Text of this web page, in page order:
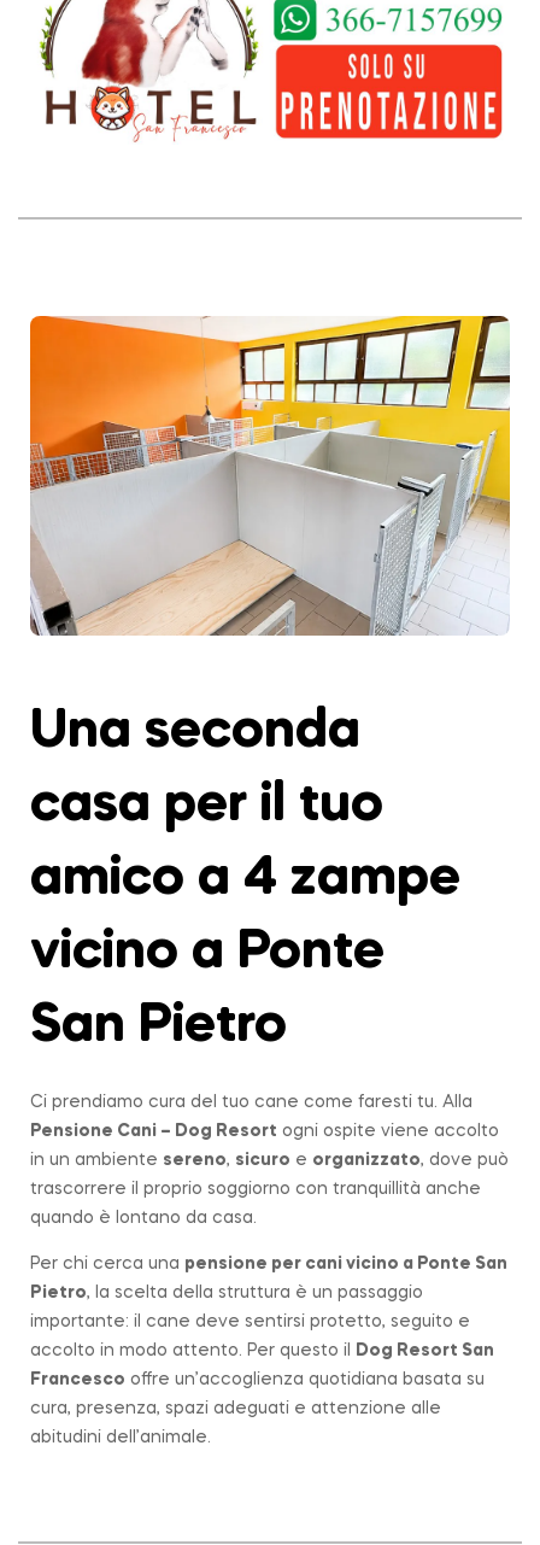
Una seconda
casa per il tuo
amico a 4 zampe
vicino a Ponte
San Pietro
Ci prendiamo cura del tuo cane come faresti tu. Alla
Pensione Cani – Dog Resort ogni ospite viene accolto
in un ambiente sereno, sicuro e organizzato, dove può
trascorrere il proprio soggiorno con tranquillità anche
quando è lontano da casa.
Per chi cerca una pensione per cani vicino a Ponte San
Pietro, la scelta della struttura è un passaggio
importante: il cane deve sentirsi protetto, seguito e
accolto in modo attento. Per questo il
Dog Resort San
Francesco offre un’accoglienza quotidiana basata su
cura, presenza, spazi adeguati e attenzione alle
abitudini dell’animale.